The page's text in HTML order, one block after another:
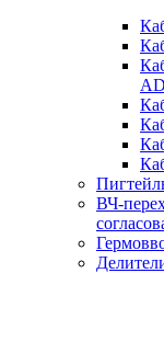
ВЧ-